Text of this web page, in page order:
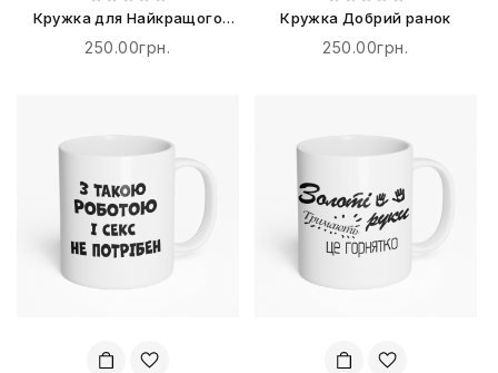
Кружка для Найкращого
татуся від донечки
250.00грн.
Кружка Добрий ранок
250.00грн.